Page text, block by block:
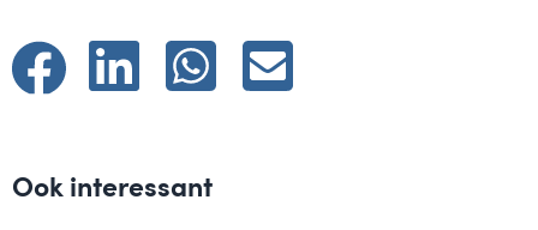
Ook interessant